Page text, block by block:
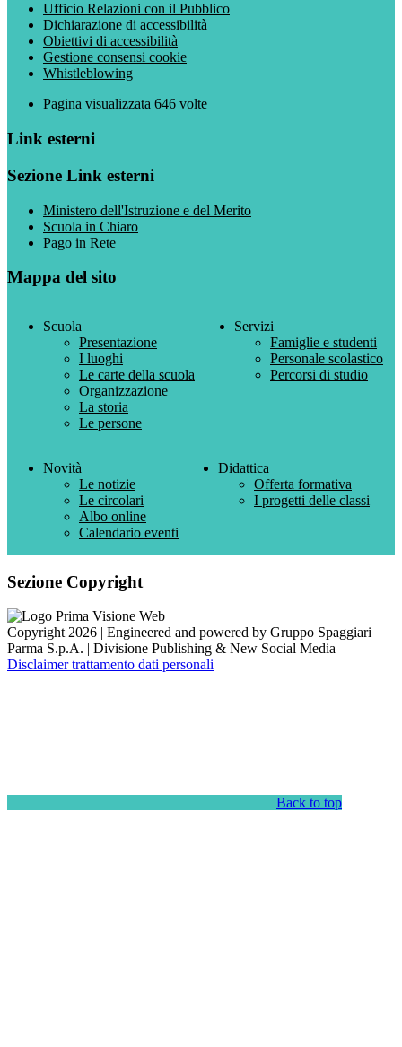
Ufficio Relazioni con il Pubblico
Dichiarazione di accessibilità
Obiettivi di accessibilità
Gestione consensi cookie
Whistleblowing
Pagina visualizzata 646 volte
Link esterni
Sezione Link esterni
Ministero dell'Istruzione e del Merito
Scuola in Chiaro
Pago in Rete
Mappa del sito
Scuola
Presentazione
I luoghi
Le carte della scuola
Organizzazione
La storia
Le persone
Servizi
Famiglie e studenti
Personale scolastico
Percorsi di studio
Novità
Le notizie
Le circolari
Albo online
Calendario eventi
Didattica
Offerta formativa
I progetti delle classi
Sezione Copyright
Copyright 2026 | Engineered and powered by Gruppo Spaggiari
Parma S.p.A. | Divisione Publishing & New Social Media
Disclaimer trattamento dati personali
Back to top